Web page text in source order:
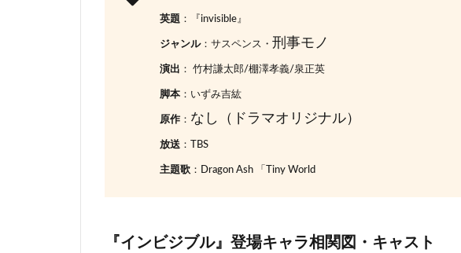
10.1 2022年4月日本ドラマ・ネタバレ感想関連記事
英題 ：『invisible』
ジャンル：サスペンス・ 刑事モノ
演出 ： 竹村謙太郎/棚澤孝義/泉正英
脚本 ：いずみ吉紘
原作 ： なし（ドラマオリジナル）
放送 ：TBS
主題歌 ：Dragon Ash 「Tiny World
『インビジブル』登場キャラ相関図・キャスト